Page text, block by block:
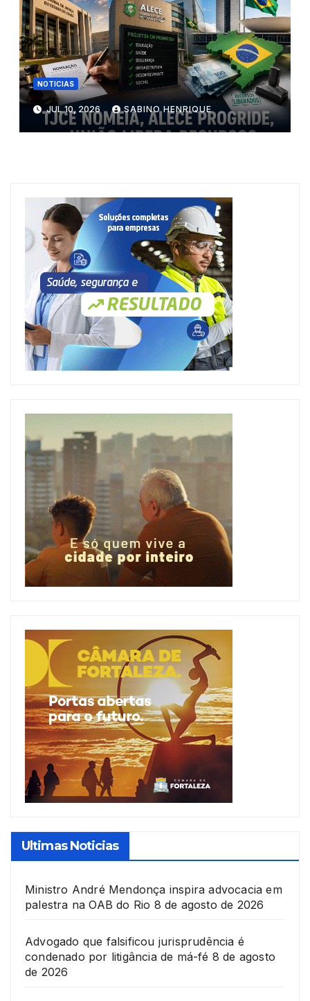
NOTICIAS
JUL 10, 2026 SABINO HENRIQUE
Ultimas Noticias
Ministro André Mendonça inspira advocacia em
palestra na OAB do Rio 8 de agosto de 2026
Advogado que falsificou jurisprudência é
condenado por litigância de má-fé 8 de agosto
de 2026